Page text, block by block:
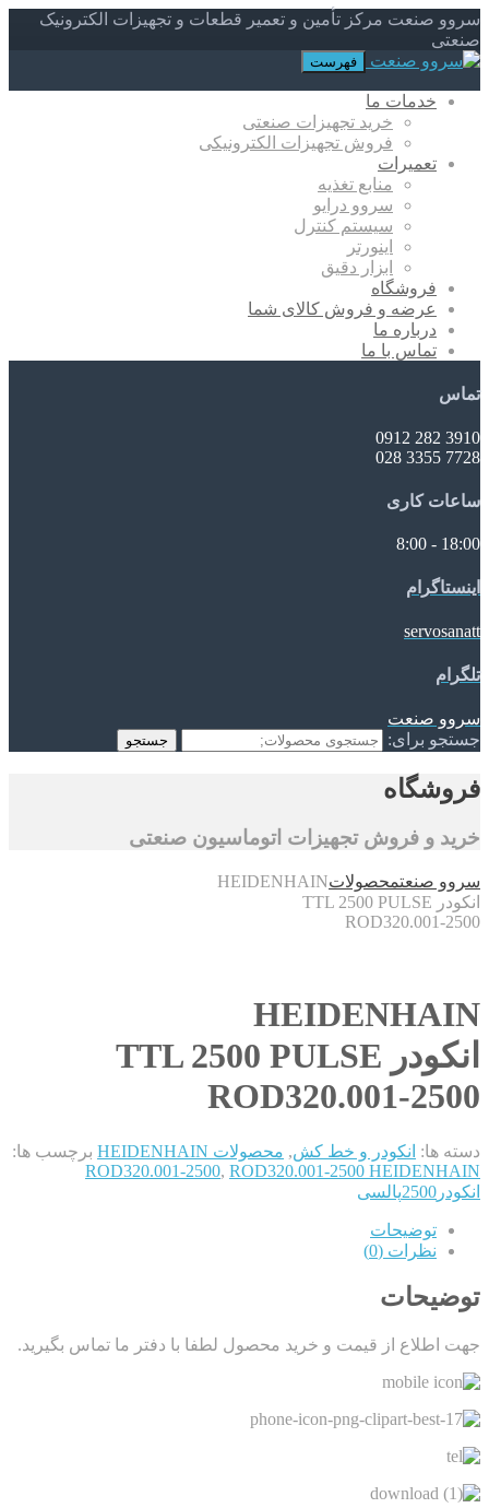
سروو صنعت مرکز تأمین و تعمیر قطعات و تجهیزات الکترونیک
صنعتی
فهرست
خدمات ما
خرید تجهیزات صنعتی
فروش تجهیزات الکترونیکی
تعمیرات
منابع تغذیه
سروو درایو
سیستم کنترل
اینورتر
ابزار دقیق
فروشگاه
عرضه و فروش کالای شما
درباره ما
تماس با ما
تماس
3910 282 0912
7728 3355 028
ساعات کاری
18:00 - 8:00
اینستاگرام
servosanatt
تلگرام
سروو صنعت
جستجو برای:
جستجو
فروشگاه
خرید و فروش تجهیزات اتوماسیون صنعتی
سروو صنعتمحصولاتHEIDENHAIN
انکودر TTL 2500 PULSE
ROD320.001-2500
HEIDENHAIN
انکودر TTL 2500 PULSE
ROD320.001-2500
دسته ها: انکودر و خط کش, محصولات HEIDENHAIN
برچسب ها:
ROD320.001-2500, ROD320.001-2500 HEIDENHAIN
انکودر2500پالسی
توضیحات
نظرات (0)
توضیحات
جهت اطلاع از قیمت و خرید محصول لطفا با دفتر ما تماس بگیرید.